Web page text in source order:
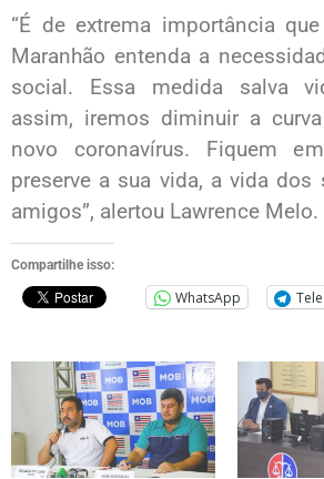
“É de extrema importância
Maranhão entenda a
social. Essa medida salva
assim, iremos diminuir a
novo coronavírus. Fiquem
preserve a sua vida, a vida dos
amigos”, alertou Lawrence Melo.
Compartilhe isso:
WhatsApp